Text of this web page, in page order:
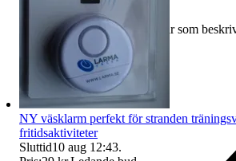
Ersättning om varan inte är som
NY väsklarm perfekt för stranden
fritidsaktiviteter
Sluttid10 aug 12:43.